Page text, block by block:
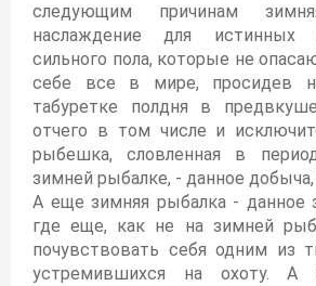
следующим причинам
наслаждение для истинных
сильного пола, которые не
себе все в мире, просидев
табуретке полдня в
отчего в том числе и
рыбешка, словленная в
зимней рыбалке, - данное
А еще зимняя рыбалка - данное
где еще, как не на зимней
почувствовать себя одним из
устремившихся на охоту. А